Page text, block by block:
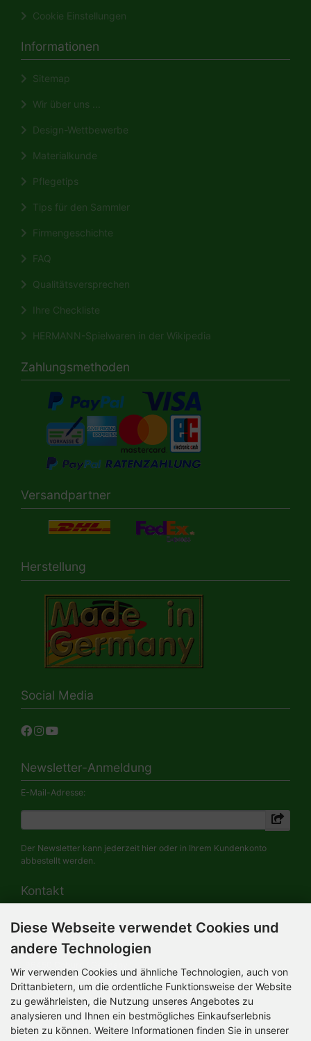
Cookie Einstellungen
Informationen
Sitemap
Wir über uns ...
Design-Wettbewerbe
Materialkunde
Pflegetips
Tips für den Sammler
Firmengeschichte
FAQ
Qualitätsversprechen
Ihre Checkliste
HERMANN-Spielwaren in der Wikipedia
Zahlungsmethoden
Versandpartner
Herstellung
Social Media
Newsletter-Anmeldung
E-Mail-Adresse:
Der Newsletter kann jederzeit hier oder in Ihrem Kundenkonto
abbestellt werden.
Kontakt
HERMANN-Spielwaren GmbH
Im Grund 9-11
Mo-Do 8.00 bis 16.30 Uhr
Bürozeiten:
Mo-Do 8.00 bis 16.30 Uhr
Fr 8.00 bis 12.30 Uhr
Diese Webseite verwendet Cookies und
andere Technologien
Wir verwenden Cookies und ähnliche Technologien, auch von
Drittanbietern, um die ordentliche Funktionsweise der Website
zu gewährleisten, die Nutzung unseres Angebotes zu
analysieren und Ihnen ein bestmögliches Einkaufserlebnis
bieten zu können. Weitere Informationen finden Sie in unserer